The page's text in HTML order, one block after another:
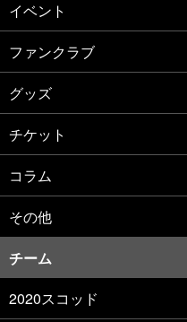
イベント
ファンクラブ
グッズ
チケット
コラム
その他
チーム
2020スコッド